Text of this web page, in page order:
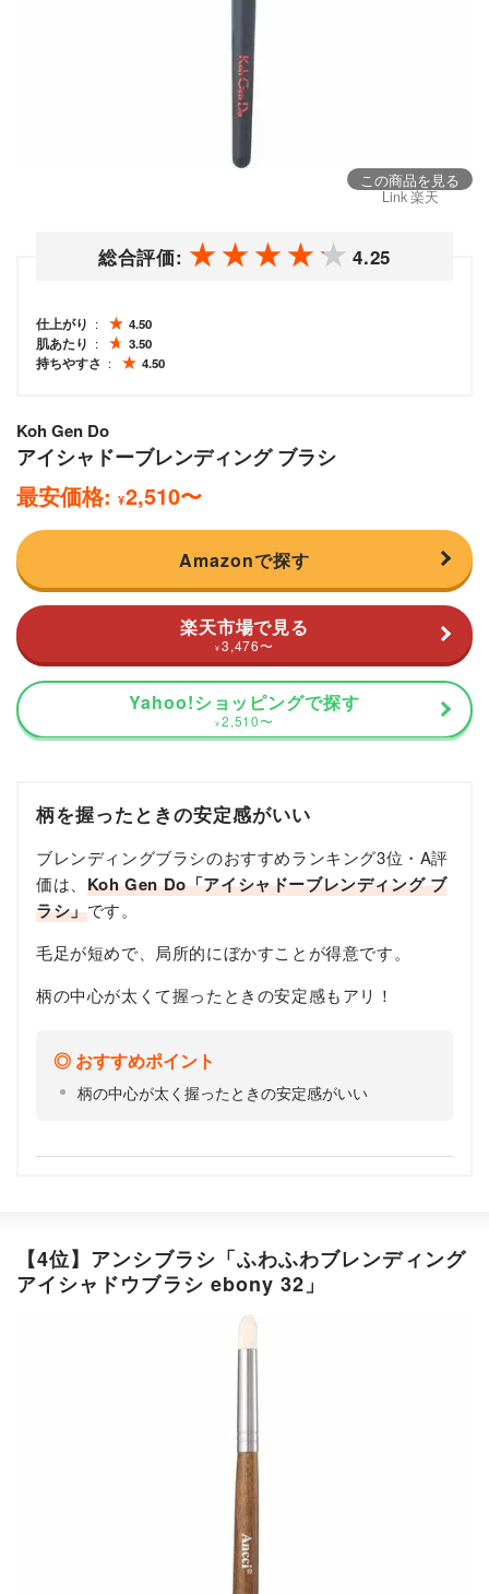
この商品を見る
Link 楽天
総合評価: 4.25
仕上がり
4.50
肌あたり
3.50
持ちやすさ
4.50
Koh Gen Do
アイシャドーブレンディング ブラシ
最安価格: ¥2,510〜
Amazonで探す
楽天市場で見る
¥ 3,476〜
Yahoo!ショッピングで探す
¥ 2,510〜
柄を握ったときの安定感がいい
ブレンディングブラシのおすすめランキング3位・A評
価は、 Koh Gen Do「アイシャドーブレンディング ブ
ラシ」です。
毛足が短めで、局所的にぼかすことが得意です。
柄の中心が太くて握ったときの安定感もアリ！
おすすめポイント
柄の中心が太く握ったときの安定感がいい
【4位】アンシブラシ「ふわふわブレンディング
アイシャドウブラシ ebony 32」